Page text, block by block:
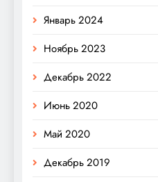
Январь 2024
Ноябрь 2023
Декабрь 2022
Июнь 2020
Май 2020
Декабрь 2019